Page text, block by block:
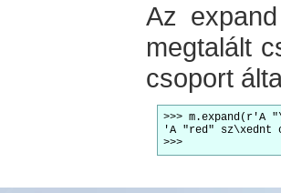
Az
megtalált
csoport
>>>
'A "red" sz\xednt
>>>